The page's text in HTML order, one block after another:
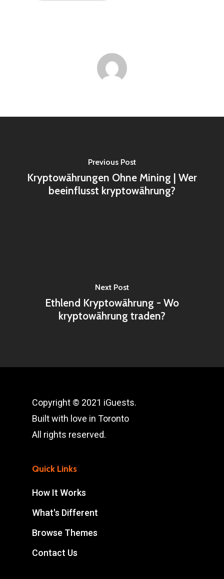
Previous Post
Kryptowährungen Ohne Mining | Wer
beeinflusst kryptowährung?
Next Post
Ethlend Kryptowährung - Wo
kryptowährung traden?
Copyright © 2021 iGuests.
Built with love in Toronto
All rights reserved.
Quick Links
How It Works
What's Different
Browse Themes
Contact Us